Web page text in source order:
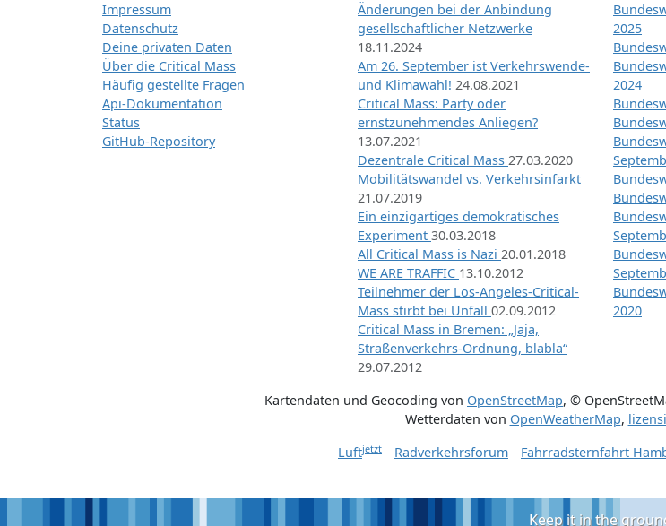
Impressum
Datenschutz
Deine privaten Daten
Über die Critical Mass
Häufig gestellte Fragen
Api-Dokumentation
Status
GitHub-Repository
Änderungen bei der Anbindung
gesellschaftlicher Netzwerke
18.11.2024
Am 26. September ist Verkehrswende-
und Klimawahl! 24.08.2021
Critical Mass: Party oder
ernstzunehmendes Anliegen?
13.07.2021
Dezentrale Critical Mass 27.03.2020
Mobilitätswandel vs. Verkehrsinfarkt
21.07.2019
Ein einzigartiges demokratisches
Experiment 30.03.2018
All Critical Mass is Nazi 20.01.2018
WE ARE TRAFFIC 13.10.2012
Teilnehmer der Los-Angeles-Critical-
Mass stirbt bei Unfall 02.09.2012
Critical Mass in Bremen: „Jaja,
Straßenverkehrs-Ordnung, blabla“
29.07.2012
2025
2024
2020
Kartendaten und Geocoding von OpenStreetMap, ©
Wetterdaten von OpenWeatherMap,
Luftjetzt Radverkehrsforum Fahrradsternfahrt
Keep it in the